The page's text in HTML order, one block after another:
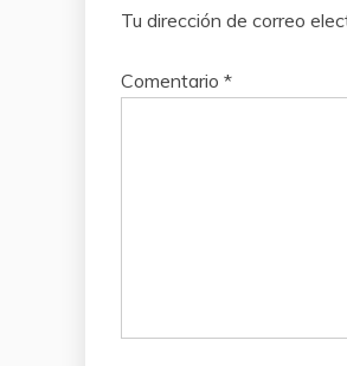
Tu dirección de correo
Comentario *